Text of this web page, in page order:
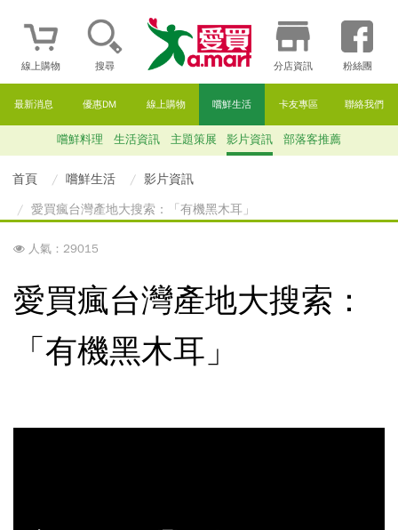
線上購物 搜尋 分店資訊 粉絲團
最新消息 優惠DM 線上購物 嚐鮮生活 卡友專區 聯絡我們
嚐鮮料理 生活資訊 主題策展 影片資訊 部落客推薦
首頁 嚐鮮生活
影片資訊
愛買瘋台灣產地大搜索：「有機黑木耳」
人氣：29015
愛買瘋台灣產地大搜索：
「有機黑木耳」